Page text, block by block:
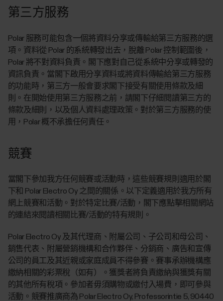
第三方服務
Polar 服務可能包含一個將資料分享或傳輸給第三方服務的選
項。資料從 Polar 的系統轉發出去，脫離 Polar 控制範圍後，
Polar 將不對資料負責。閣下應對自己從系統中分享或轉發的
資訊負責。當閣下啟用分享資料或將資料傳輸給第三方服務
的功能時，第三方一般會要求閣下接受有關使用條款及細
則。在開始使用第三方服務之前，請閣下仔細閱讀第三方的
條款及細則，以及個人資料處理政策。對於第三方服務的使
用，Polar 概不承擔任何責任。
競賽
當閣下參加我方任何競賽或活動時，這些競賽規則適用於閣
下和 Polar Electro Oy 之間的關係。以下定義適用於我方所有
網上競賽和活動。對於特定比賽/活動，閣下應點擊相關網站
的連結來閱讀相關比賽/活動的特有規則。
Polar Electro Oy 及其代理商、附屬公司、子公司和母公司、
銷售代表、附屬營銷機構和合作夥伴、分銷商、廣告和宣傳
公司的員工及其近親或家庭成員不得參賽。賽事承辦機構應
繳納相關的彩票稅（如有）。獲獎者將負責繳納與獲獎有關
的其他所有稅項。參加者毋須購物或繳付入場費，即可參與
活動。競賽推廣商為 Polar Electro Oy, Professorintie 5, 90440